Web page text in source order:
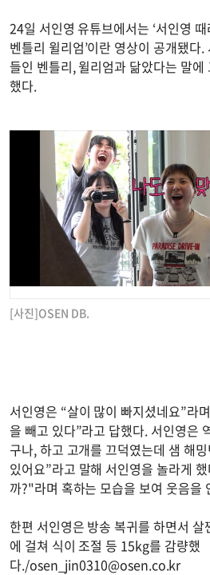
24일 서인영 유튜브에서는 ‘서인영
벤틀리 윌리엄’이란 영상이 공개됐다
들인 벤틀리, 윌리엄과 닮았다는 말
했다.
[사진]OSEN DB.
서인영은 “살이 많이 빠지셨네요”라
을 빼고 있다”라고 답했다. 서인영은
구나, 하고 고개를 끄덕였는데 샘 해
있어요”라고 말해 서인영을 놀라게
까?"라며 혹하는 모습을 보여 웃음을
한편 서인영은 방송 복귀를 하면서
에 걸쳐 식이 조절 등 15kg를 감량했
다./osen_jin0310@osen.co.kr